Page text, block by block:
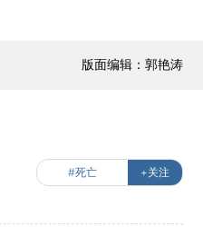
版面编辑：郭艳涛
#死亡 +关注